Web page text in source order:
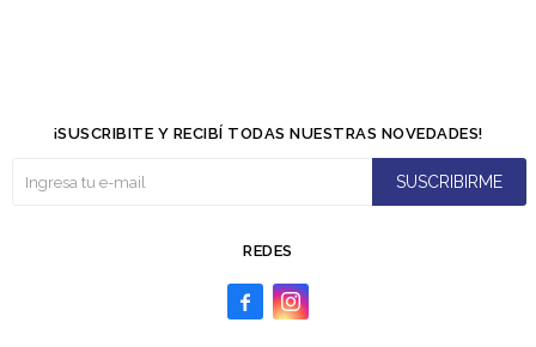
REDES
 
¡SUSCRIBITE Y RECIBÍ TODAS NUESTRAS NOVEDADES!
SUSCRIBIRME